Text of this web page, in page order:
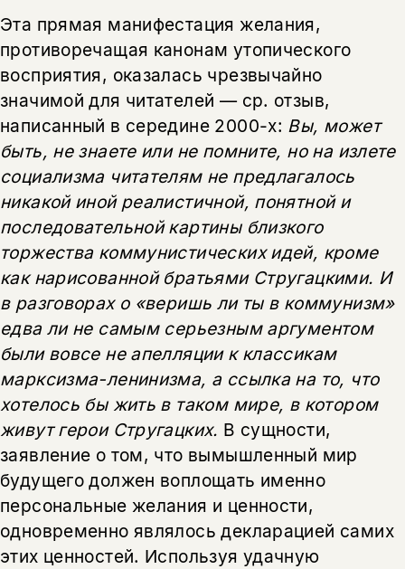
Эта прямая манифестация желания,
противоречащая канонам утопического
восприятия, оказалась чрезвычайно
значимой для читателей — ср. отзыв,
написанный в середине 2000-х: Вы, может
быть, не знаете или не помните, но на излете
социализма читателям не предлагалось
никакой иной реалистичной, понятной и
последовательной картины близкого
торжества коммунистических идей, кроме
как нарисованной братьями Стругацкими. И
в разговорах о «веришь ли ты в коммунизм»
едва ли не самым серьезным аргументом
были вовсе не апелляции к классикам
марксизма-ленинизма, а ссылка на то, что
хотелось бы жить в таком мире, в котором
живут герои Стругацких. В сущности,
заявление о том, что вымышленный мир
будущего должен воплощать именно
персональные желания и ценности,
одновременно являлось декларацией самих
этих ценностей. Используя удачную